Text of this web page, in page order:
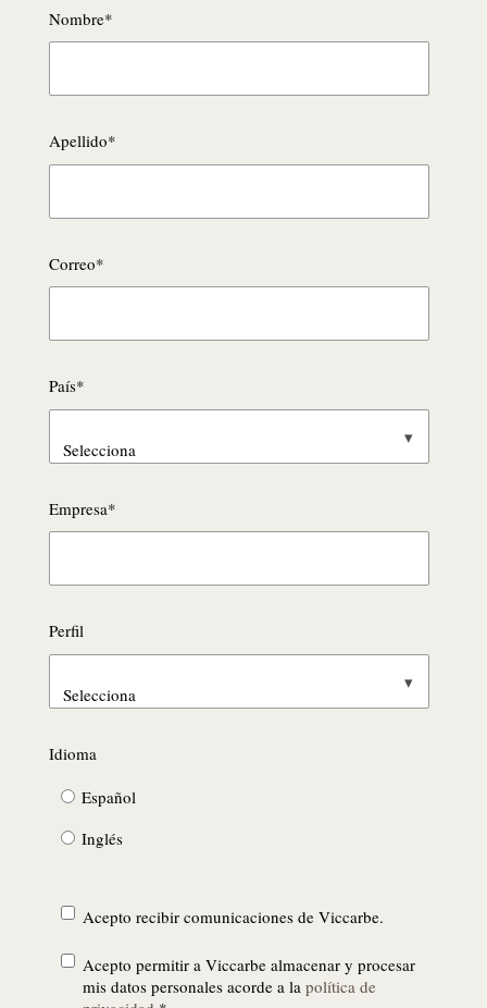
Nombre*
Apellido*
Correo*
País*
Empresa*
Perfil
Idioma
Español
Inglés
Acepto recibir comunicaciones de Viccarbe.
Acepto permitir a Viccarbe almacenar y procesar
mis datos personales acorde a lapolítica de